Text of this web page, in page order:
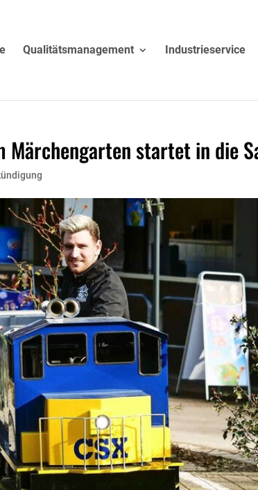
Qualitätsmanagement Industrieservice
Märchengarten startet in die